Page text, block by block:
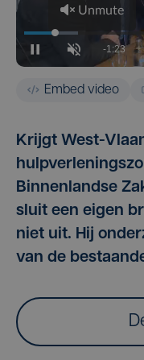
Embed video
Krijgt West-
Binnenlandse
sluit een eigen
niet uit. Hij
van de